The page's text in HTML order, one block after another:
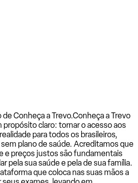
Conheça a Trevo.Conheça a Trevo
propósito claro: tornar o acesso aos
para todos os brasileiros,
plano de saúde. Acreditamos que
e preços justos são fundamentais
pela sua saúde e pela de sua família.
que coloca nas suas mãos a